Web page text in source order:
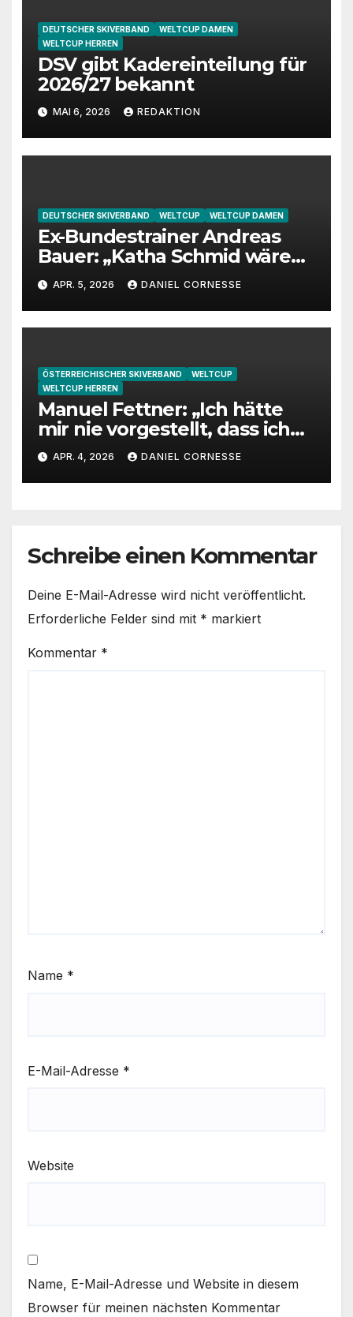
DEUTSCHER SKIVERBAND
WELTCUP DAMEN
WELTCUP HERREN
DSV gibt Kadereinteilung für
2026/27 bekannt
MAI 6, 2026 REDAKTION
DEUTSCHER SKIVERBAND WELTCUP WELTCUP DAMEN
Ex-Bundestrainer Andreas
Bauer: „Katha Schmid wäre
eine extrem gute
Jugendtrainerin“
APR. 5, 2026 DANIEL CORNESSE
ÖSTERREICHISCHER SKIVERBAND
WELTCUP
WELTCUP HERREN
Manuel Fettner: „Ich hätte
mir nie vorgestellt, dass ich
so lange springe“
APR. 4, 2026 DANIEL CORNESSE
Schreibe einen Kommentar
Deine E-Mail-Adresse wird nicht veröffentlicht.
Erforderliche Felder sind mit * markiert
Kommentar *
Name *
E-Mail-Adresse *
Website
Name, E-Mail-Adresse und Website in diesem
Browser für meinen nächsten Kommentar